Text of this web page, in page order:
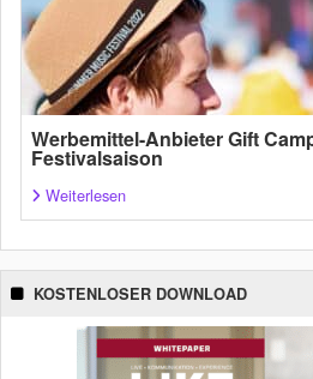
Werbemittel-Anbieter Gift
Festivalsaison
Weiterlesen
KOSTENLOSER DOWNLOAD